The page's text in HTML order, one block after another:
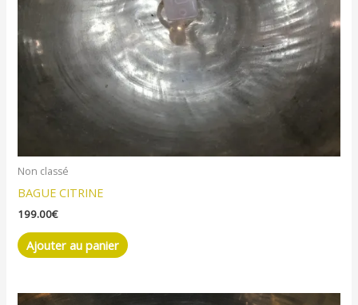
Non classé
BAGUE CITRINE
199.00€
Ajouter au panier